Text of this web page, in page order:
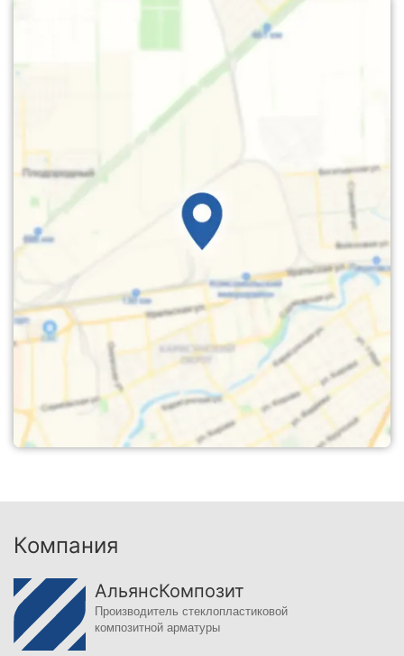
Компания
АльянсКомпозит
Производитель стеклопластиковой
композитной арматуры